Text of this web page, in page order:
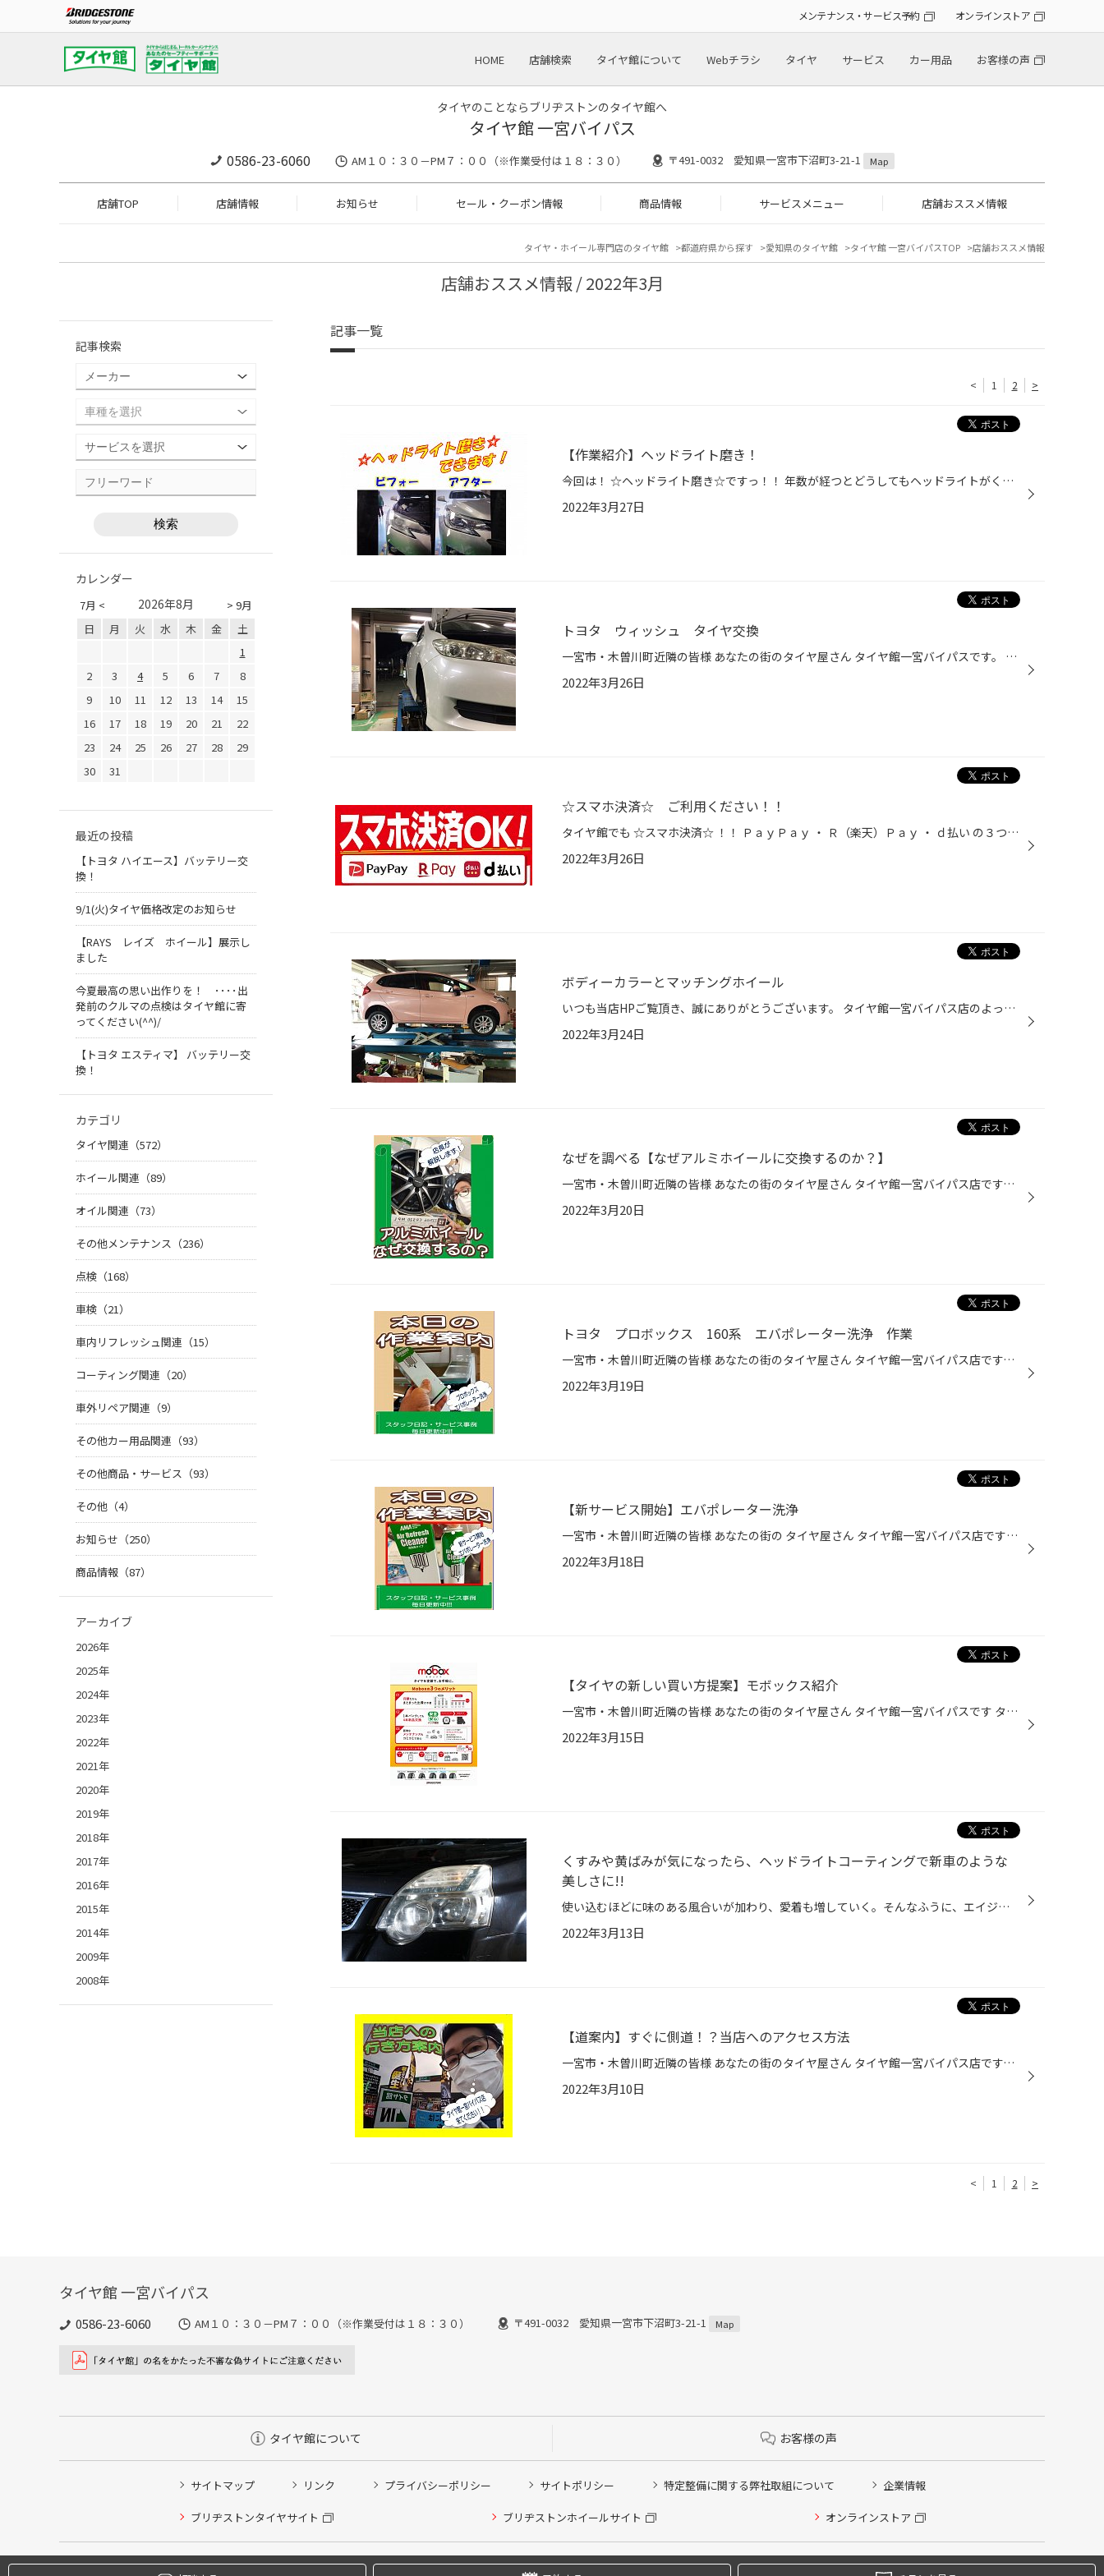
メンテナンス・サービス予約 オンラインストア
HOME 店舗検索 タイヤ館について Webチラシ タイヤ サービス カー用品 お客様の声
タイヤのことならブリヂストンのタイヤ館へ
タイヤ館 一宮バイパス
0586-23-6060 AM１０：３０－PM７：００（※作業受付は１８：３０） 〒491-0032 愛知県一宮市下沼町3-21-1 Map
店舗TOP 店舗情報 お知らせ セール・クーポン情報 商品情報 サービスメニュー 店舗おススメ情報
タイヤ・ホイール専門店のタイヤ館 都道府県から探す 愛知県のタイヤ館 タイヤ館 一宮バイパスTOP 店舗おススメ情報
店舗おススメ情報 / 2022年3月
記事一覧
< 1 2 >
【作業紹介】ヘッドライト磨き！
今回は！ ☆ヘッドライト磨き☆ですっ！！ 年数が経つとどうしてもヘッドライトがくすんできてしまう・・・ するとヘッドライトも暗くなり、見えにくいし見た目もあまりよくない・・・ このようなお悩みをお持ちの方も多いと思います！ そこでっ！ 一度お試しください！ヘッドライト磨き！！ 状態によ...
2022年3月27日
トヨタ ウィッシュ タイヤ交換
一宮市・木曽川町近隣の皆様 あなたの街のタイヤ屋さん タイヤ館一宮バイパスです。 本日は トヨタ ウィッシュ タイヤ交換です。 お客様 パンクをしてご来店いただきましたが 他のタイヤも 中の骨格が飛び出ていて、変形 とても危ない状態でした。 選定商品 195/65R15 レグノ GR-XⅡ いいものをお値...
2022年3月26日
☆スマホ決済☆ ご利用ください！！
タイヤ館でも ☆スマホ決済☆ ！！ ＰａｙＰａｙ ・ Ｒ（楽天）Ｐａｙ ・ ｄ払い の３つがご利用いただけます！ タイヤなど大きな金額のお買い物はポイントもたくさんつくのでお得っ！！ ぜひ！ご利用ください☆
2022年3月26日
ボディーカラーとマッチングホイール
いつも当店HPご覧頂き、誠にありがとうございます。 タイヤ館一宮バイパス店のよっさです。 フィットにホイールとタイヤをお取付させていただいたので ご紹介させていただきます！ 純正の鉄ホイールからアルミホイールに変更したい しっかりとした乗り心地にするために軽いホイールを取り付けたいと...
2022年3月24日
なぜを調べる【なぜアルミホイールに交換するのか？】
一宮市・木曽川町近隣の皆様 あなたの街のタイヤ屋さん タイヤ館一宮バイパス店です。 本日は 最初から装着されているホイールから なぜ交換する？したほうが良いのか？を解説します。 1、【車の個性を引き出せる】 一番はここだと思っています！ アフター商品のアルミホイールは、種類がとても多く...
2022年3月20日
トヨタ プロボックス 160系 エバポレーター洗浄 作業
一宮市・木曽川町近隣の皆様 あなたの街のタイヤ屋さん タイヤ館一宮バイパス店です。 本日は トヨタ プロボックス 160系 エバポレーター洗浄 作業です。 先日の 新サービス告知より ご来店いただきました。 ありがとうございます。 エアコンからのにおいが気になり 消臭剤や室内消臭を実施も改善せ...
2022年3月19日
【新サービス開始】エバポレーター洗浄
一宮市・木曽川町近隣の皆様 あなたの街の タイヤ屋さん タイヤ館一宮バイパス店です！ 本日は 当店新サービス施工できるようになりました！ 【エバポレーター洗浄】 エバポレーターって？ エアコンシステム内にある熱変換装置「エバポレーター」熱を変換することで温度の調整がおこなえる なので ...
2022年3月18日
【タイヤの新しい買い方提案】モボックス紹介
一宮市・木曽川町近隣の皆様 あなたの街のタイヤ屋さん タイヤ館一宮バイパスです タイヤ館から新しいタイヤの買い方の提案！ 例えるなら、携帯電話を契約するとき 機種代一括で払わず 基本使用料に毎月定額で分割する こんなイメージで、 「性能の良いタイヤを履きたいけど予算が」⇒新車装着タイヤ...
2022年3月15日
くすみや黄ばみが気になったら、ヘッドライトコーティングで新車のような
美しさに!!
使い込むほどに味のある風合いが加わり、愛着も増していく。そんなふうに、エイジングが楽しめる“お気に入りの道具やモノ”に囲まれた生活ってとてもあこがれます。でも、クルマに関しては、これって当てはまりませんよね。いつも調子よく、内外装もパリッと新車のようであってほしいものです。 とは...
2022年3月13日
【道案内】すぐに側道！？当店へのアクセス方法
一宮市・木曽川町近隣の皆様 あなたの街のタイヤ屋さん タイヤ館一宮バイパス店です。 当店 国道沿いにある店舗ですが、「どうやって入ったらいいの」「岐阜方面から入れない」等々 そのご要望に応えるべく 店舗を移転・・・・することはできないですので わたくし おきの が岐阜方面（国道）からの...
2022年3月10日
< 1 2 >
記事検索
カレンダー
7月 < > 9月
2026年8月
日 月 火 水 木 金
土
1
2
3 4 5 6 7
8
9
10 11 12 13 14
15
16
17 18 19 20 21
22
23
24 25 26 27 28
29
30
31
最近の投稿
【トヨタ ハイエース】バッテリー交
換！
9/1(火)タイヤ価格改定のお知らせ
【RAYS レイズ ホイール】展示し
ました
今夏最高の思い出作りを！ ････出
発前のクルマの点検はタイヤ館に寄
ってください(^^)/
【トヨタ エスティマ】 バッテリー交
換！
カテゴリ
タイヤ関連（572）
ホイール関連（89）
オイル関連（73）
その他メンテナンス（236）
点検（168）
車検（21）
車内リフレッシュ関連（15）
コーティング関連（20）
車外リペア関連（9）
その他カー用品関連（93）
その他商品・サービス（93）
その他（4）
お知らせ（250）
商品情報（87）
アーカイブ
2026年
2025年
2024年
2023年
2022年
2021年
2020年
2019年
2018年
2017年
2016年
2015年
2014年
2009年
2008年
タイヤ館 一宮バイパス
0586-23-6060 AM１０：３０－PM７：００（※作業受付は１８：３０） 〒491-0032 愛知県一宮市下沼町3-21-1 Map
タイヤ館について お客様の声
サイトマップ リンク プライバシーポリシー サイトポリシー 特定整備に関する弊社取組について 企業情報
ブリヂストンタイヤサイト ブリヂストンホイールサイト オンラインストア
Copyright © 2024 Bridgestone Retail Co.,Ltd. All rights Reserved.
タイヤ点検・安全点検/タイヤ履き替え/オイル交換/その他ピット作業の予約
クローク契約会員専用タイヤ履き替え※タイヤ履き替えを希望のクローク契約会員の方はこちらを選択ください
本日のタイヤ履き替え順番待ち予約 ※クローク契約会員の方はご利用いただけません